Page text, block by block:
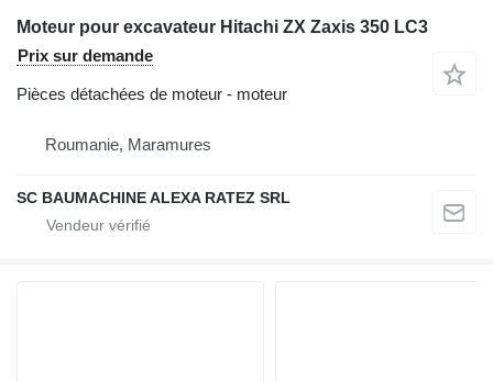
Moteur pour excavateur Hitachi ZX Zaxis 350 LC3
Prix sur demande
Pièces détachées de moteur - moteur
Roumanie, Maramures
SC BAUMACHINE ALEXA RATEZ SRL